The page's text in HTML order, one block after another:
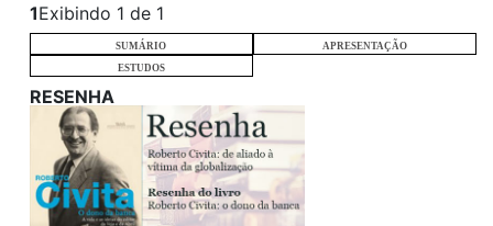
1Exibindo 1 de 1
SUMÁRIO
APRESENTAÇÃO
ESTUDOS
RESENHA